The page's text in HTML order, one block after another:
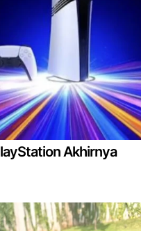
Akhirnya